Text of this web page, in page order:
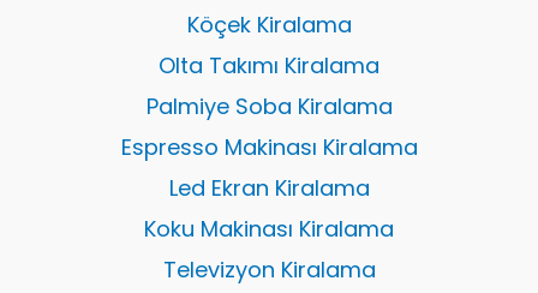
Köçek Kiralama
Olta Takımı Kiralama
Palmiye Soba Kiralama
Espresso Makinası Kiralama
Led Ekran Kiralama
Koku Makinası Kiralama
Televizyon Kiralama